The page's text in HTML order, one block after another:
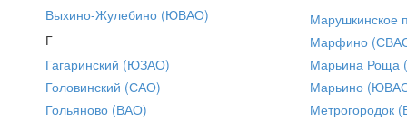
Выхино-Жулебино (ЮВАО)
Г
Гагаринский (ЮЗАО)
Головинский (САО)
Гольяново (ВАО)
Марушкинское
Марфино
Марьина Роща
Марьино
Метрогородок